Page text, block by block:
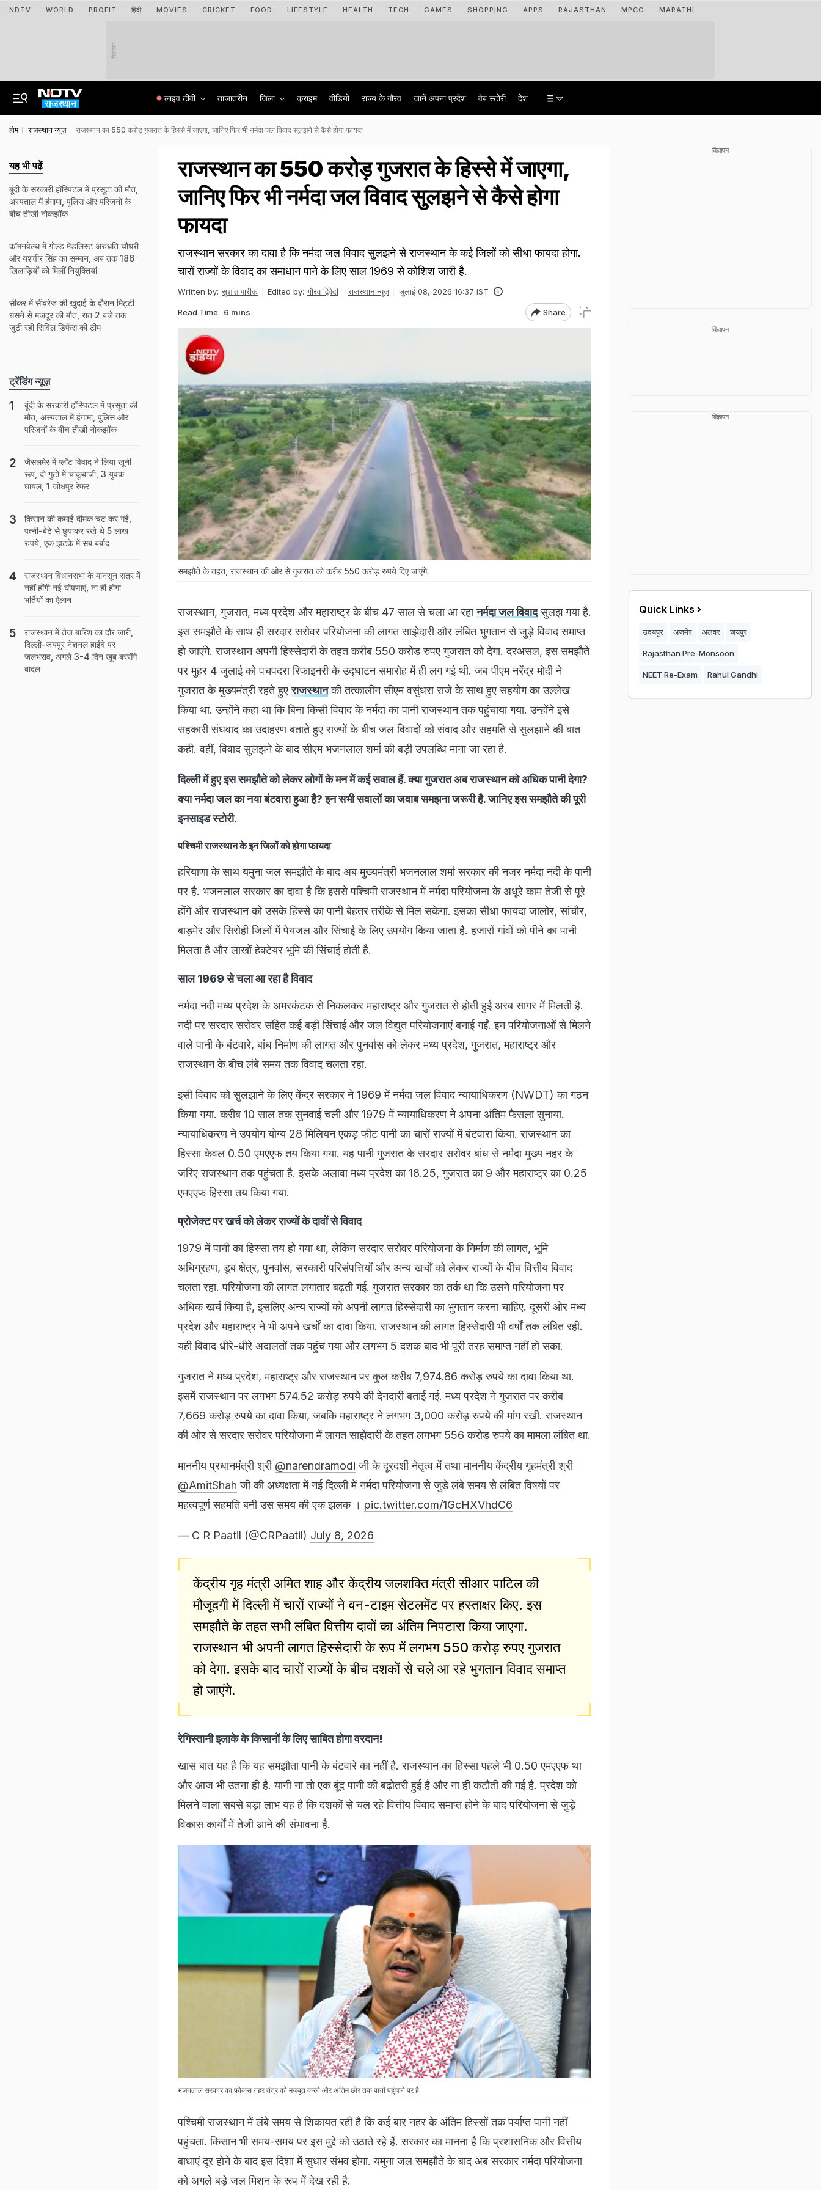
NDTV WORLD PROFIT हिंदी MOVIES CRICKET FOOD LIFESTYLE HEALTH TECH GAMES SHOPPING APPS RAJASTHAN MPCG MARATHI
विज्ञापन
लाइव टीवी ताजातरीन जिला क्राइम वीडियो राज्‍य के गौरव जानें अपना प्रदेश वेब स्टोरी देश
होम राजस्थान न्यूज़ राजस्थान का ₹550 करोड़ गुजरात के हिस्से में जाएगा, जानिए फिर भी नर्मदा जल विवाद सुलझने से कैसे होगा फायदा
राजस्थान का ₹550 करोड़ गुजरात के हिस्से में जाएगा,
जानिए फिर भी नर्मदा जल विवाद सुलझने से कैसे होगा
फायदा
राजस्थान सरकार का दावा है कि नर्मदा जल विवाद सुलझने से राजस्थान के कई जिलों को सीधा फायदा होगा.
चारों राज्यों के विवाद का समाधान पाने के लिए साल 1969 से कोशिश जारी है.
Written by: सुशांत पारीक Edited by: गौरव द्विवेदी राजस्थान न्यूज़ जुलाई 08, 2026 16:37 IST
Read Time: 6 mins Share
समझौते के तहत, राजस्थान की ओर से गुजरात को करीब 550 करोड़ रुपये दिए जाएंगे.
राजस्थान, गुजरात, मध्य प्रदेश और महाराष्ट्र के बीच 47 साल से चला आ रहानर्मदा जल विवादसुलझ गया है.
इस समझौते के साथ ही सरदार सरोवर परियोजना की लागत साझेदारी और लंबित भुगतान से जुड़े विवाद समाप्त
हो जाएंगे. राजस्थान अपनी हिस्सेदारी के तहत करीब 550 करोड़ रुपए गुजरात को देगा. दरअसल, इस समझौते
पर मुहर 4 जुलाई को पचपदरा रिफाइनरी के उद्घाटन समारोह में ही लग गई थी. जब पीएम नरेंद्र मोदी ने
गुजरात के मुख्यमंत्री रहते हुएराजस्थानकी तत्कालीन सीएम वसुंधरा राजे के साथ हुए सहयोग का उल्लेख
किया था. उन्होंने कहा था कि बिना किसी विवाद के नर्मदा का पानी राजस्थान तक पहुंचाया गया. उन्होंने इसे
सहकारी संघवाद का उदाहरण बताते हुए राज्यों के बीच जल विवादों को संवाद और सहमति से सुलझाने की बात
कही. वहीं, विवाद सुलझने के बाद सीएम भजनलाल शर्मा की बड़ी उपलब्धि माना जा रहा है.
दिल्ली में हुए इस समझौते को लेकर लोगों के मन में कई सवाल हैं. क्या गुजरात अब राजस्थान को अधिक पानी देगा?
क्या नर्मदा जल का नया बंटवारा हुआ है? इन सभी सवालों का जवाब समझना जरूरी है. जानिए इस समझौते की पूरी
इनसाइड स्टोरी.
पश्चिमी राजस्थान के इन जिलों को होगा फायदा
हरियाणा के साथ यमुना जल समझौते के बाद अब मुख्यमंत्री भजनलाल शर्मा सरकार की नजर नर्मदा नदी के पानी
पर है. भजनलाल सरकार का दावा है कि इससे पश्चिमी राजस्थान में नर्मदा परियोजना के अधूरे काम तेजी से पूरे
होंगे और राजस्थान को उसके हिस्से का पानी बेहतर तरीके से मिल सकेगा. इसका सीधा फायदा जालोर, सांचौर,
बाड़मेर और सिरोही जिलों में पेयजल और सिंचाई के लिए उपयोग किया जाता है. हजारों गांवों को पीने का पानी
मिलता है और लाखों हेक्टेयर भूमि की सिंचाई होती है.
साल 1969 से चला आ रहा है विवाद
नर्मदा नदी मध्य प्रदेश के अमरकंटक से निकलकर महाराष्ट्र और गुजरात से होती हुई अरब सागर में मिलती है.
नदी पर सरदार सरोवर सहित कई बड़ी सिंचाई और जल विद्युत परियोजनाएं बनाई गईं. इन परियोजनाओं से मिलने
वाले पानी के बंटवारे, बांध निर्माण की लागत और पुनर्वास को लेकर मध्य प्रदेश, गुजरात, महाराष्ट्र और
राजस्थान के बीच लंबे समय तक विवाद चलता रहा.
इसी विवाद को सुलझाने के लिए केंद्र सरकार ने 1969 में नर्मदा जल विवाद न्यायाधिकरण (NWDT) का गठन
किया गया. करीब 10 साल तक सुनवाई चली और 1979 में न्यायाधिकरण ने अपना अंतिम फैसला सुनाया.
न्यायाधिकरण ने उपयोग योग्य 28 मिलियन एकड़ फीट पानी का चारों राज्यों में बंटवारा किया. राजस्थान का
हिस्सा केवल 0.50 एमएएफ तय किया गया. यह पानी गुजरात के सरदार सरोवर बांध से नर्मदा मुख्य नहर के
जरिए राजस्थान तक पहुंचता है. इसके अलावा मध्य प्रदेश का 18.25, गुजरात का 9 और महाराष्ट्र का 0.25
एमएएफ हिस्सा तय किया गया.
प्रोजेक्ट पर खर्च को लेकर राज्यों के दावों से विवाद
1979 में पानी का हिस्सा तय हो गया था, लेकिन सरदार सरोवर परियोजना के निर्माण की लागत, भूमि
अधिग्रहण, डूब क्षेत्र, पुनर्वास, सरकारी परिसंपत्तियों और अन्य खर्चों को लेकर राज्यों के बीच वित्तीय विवाद
चलता रहा. परियोजना की लागत लगातार बढ़ती गई. गुजरात सरकार का तर्क था कि उसने परियोजना पर
अधिक खर्च किया है, इसलिए अन्य राज्यों को अपनी लागत हिस्सेदारी का भुगतान करना चाहिए. दूसरी ओर मध्य
प्रदेश और महाराष्ट्र ने भी अपने खर्चों का दावा किया. राजस्थान की लागत हिस्सेदारी भी वर्षों तक लंबित रही.
यही विवाद धीरे-धीरे अदालतों तक पहुंच गया और लगभग 5 दशक बाद भी पूरी तरह समाप्त नहीं हो सका.
गुजरात ने मध्य प्रदेश, महाराष्ट्र और राजस्थान पर कुल करीब 7,974.86 करोड़ रुपये का दावा किया था.
इसमें राजस्थान पर लगभग 574.52 करोड़ रुपये की देनदारी बताई गई. मध्य प्रदेश ने गुजरात पर करीब
7,669 करोड़ रुपये का दावा किया, जबकि महाराष्ट्र ने लगभग 3,000 करोड़ रुपये की मांग रखी. राजस्थान
की ओर से सरदार सरोवर परियोजना में लागत साझेदारी के तहत लगभग 556 करोड़ रुपये का मामला लंबित था.
माननीय प्रधानमंत्री श्री @narendramodi जी के दूरदर्शी नेतृत्व में तथा माननीय केंद्रीय गृहमंत्री श्री
@AmitShah जी की अध्यक्षता में नई दिल्ली में नर्मदा परियोजना से जुड़े लंबे समय से लंबित विषयों पर
महत्वपूर्ण सहमति बनी उस समय की एक झलक । pic.twitter.com/1GcHXVhdC6
— C R Paatil (@CRPaatil) July 8, 2026
केंद्रीय गृह मंत्री अमित शाह और केंद्रीय जलशक्ति मंत्री सीआर पाटिल की
मौजूदगी में दिल्ली में चारों राज्यों ने वन-टाइम सेटलमेंट पर हस्ताक्षर किए. इस
समझौते के तहत सभी लंबित वित्तीय दावों का अंतिम निपटारा किया जाएगा.
राजस्थान भी अपनी लागत हिस्सेदारी के रूप में लगभग 550 करोड़ रुपए गुजरात
को देगा. इसके बाद चारों राज्यों के बीच दशकों से चले आ रहे भुगतान विवाद समाप्त
हो जाएंगे.
रेगिस्तानी इलाके के किसानों के लिए साबित होगा वरदान!
खास बात यह है कि यह समझौता पानी के बंटवारे का नहीं है. राजस्थान का हिस्सा पहले भी 0.50 एमएएफ था
और आज भी उतना ही है. यानी ना तो एक बूंद पानी की बढ़ोतरी हुई है और ना ही कटौती की गई है. प्रदेश को
मिलने वाला सबसे बड़ा लाभ यह है कि दशकों से चल रहे वित्तीय विवाद समाप्त होने के बाद परियोजना से जुड़े
विकास कार्यों में तेजी आने की संभावना है.
भजनलाल सरकार का फोकस नहर तंत्र को मजबूत करने और अंतिम छोर तक पानी पहुंचाने पर है.
पश्चिमी राजस्थान में लंबे समय से शिकायत रही है कि कई बार नहर के अंतिम हिस्सों तक पर्याप्त पानी नहीं
पहुंचता. किसान भी समय-समय पर इस मुद्दे को उठाते रहे हैं. सरकार का मानना है कि प्रशासनिक और वित्तीय
बाधाएं दूर होने के बाद इस दिशा में सुधार संभव होगा. यमुना जल समझौते के बाद अब सरकार नर्मदा परियोजना
को अगले बड़े जल मिशन के रूप में देख रही है.
यह भी पढ़ें
बूंदी के सरकारी हॉस्पिटल में प्रसूता की मौत,
अस्पताल में हंगामा, पुलिस और परिजनों के
बीच तीखी नोकझोंक
कॉमनवेल्थ में गोल्ड मेडलिस्ट अरुंधति चौधरी
और यशवीर सिंह का सम्मान, अब तक 186
खिलाड़ियों को मिलीं नियुक्तियां
सीकर में सीवरेज की खुदाई के दौरान मिट्टी
धंसने से मजदूर की मौत, रात 2 बजे तक
जुटी रही सिविल डिफेंस की टीम
ट्रेंडिंग न्यूज़
बूंदी के सरकारी हॉस्पिटल में प्रसूता की
मौत, अस्पताल में हंगामा, पुलिस और
परिजनों के बीच तीखी नोकझोंक
जैसलमेर में प्लॉट विवाद ने लिया खूनी
रूप, दो गुटों में चाकूबाजी, 3 युवक
घायल, 1 जोधपुर रेफर
किसान की कमाई दीमक चट कर गई,
पत्नी-बेटे से छुपाकर रखे थे 5 लाख
रुपये, एक झटके में सब बर्बाद
राजस्थान विधानसभा के मानसून सत्र में
नहीं होंगी नई घोषणाएं, ना ही होगा
भर्तियों का ऐलान
राजस्थान में तेज बारिश का दौर जारी,
दिल्ली-जयपुर नेशनल हाईवे पर
जलभराव, अगले 3-4 दिन खूब बरसेंगे
बादल
विज्ञापन
विज्ञापन
विज्ञापन
Quick Links
उदयपुर अजमेर अलवर जयपुर
Rajasthan Pre-Monsoon
NEET Re-Exam Rahul Gandhi